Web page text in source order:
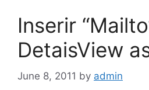
Inserir
DetaisView
June 8, 2011 by admin